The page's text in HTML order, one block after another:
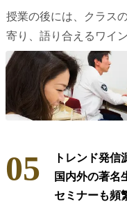
授業の後には、クラス
寄り、語り合えるワイ
05
トレンド発信
国内外の著名
セミナーも頻